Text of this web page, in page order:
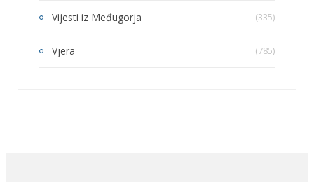
Vijesti iz Međugorja (335)
Vjera (785)